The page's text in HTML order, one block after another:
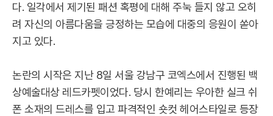
다. 일각에서 제기된 패션 혹평에 대해 주눅 들지 않고 오히
려 자신의 아름다움을 긍정하는 모습에 대중의 응원이 쏟아
지고 있다.
논란의 시작은 지난 8일 서울 강남구 코엑스에서 진행된 백
상예술대상 레드카펫이었다. 당시 한예리는 우아한 실크 쉬
폰 소재의 드레스를 입고 파격적인 숏컷 헤어스타일로 등장